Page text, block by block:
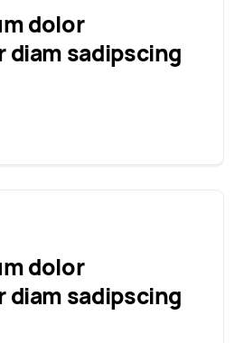
dolor
sadipscing
dolor
sadipscing